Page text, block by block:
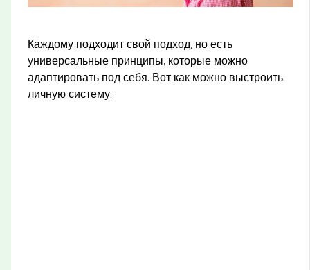
Каждому подходит свой подход, но есть
универсальные принципы, которые можно
адаптировать под себя. Вот как можно выстроить
личную систему: